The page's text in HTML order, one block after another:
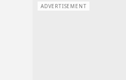
ADVERTISEMENT